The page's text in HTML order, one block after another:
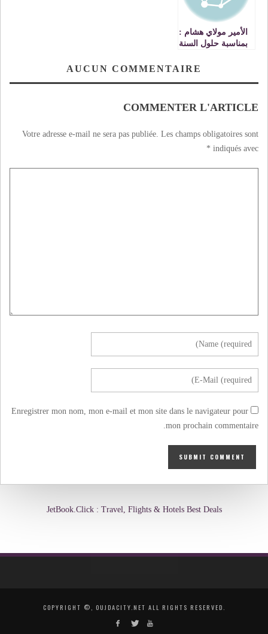
الأمير مولاي هشام :
بمناسبة حلول السنة
اكثر ما يجب ان
الفلسطيني الذي
AUCUN COMMENTAIRE
COMMENTER L'ARTICLE
Votre adresse e-mail ne sera pas publiée. Les champs obligatoires sont
indiqués avec
*
Enregistrer mon nom, mon e-mail et mon site dans le navigateur pour
mon prochain commentaire.
JetBook.Click : Travel, Flights & Hotels Best Deals
COPYRIGHT ©, OUJDACITY.NET ALL RIGHTS RESERVED.